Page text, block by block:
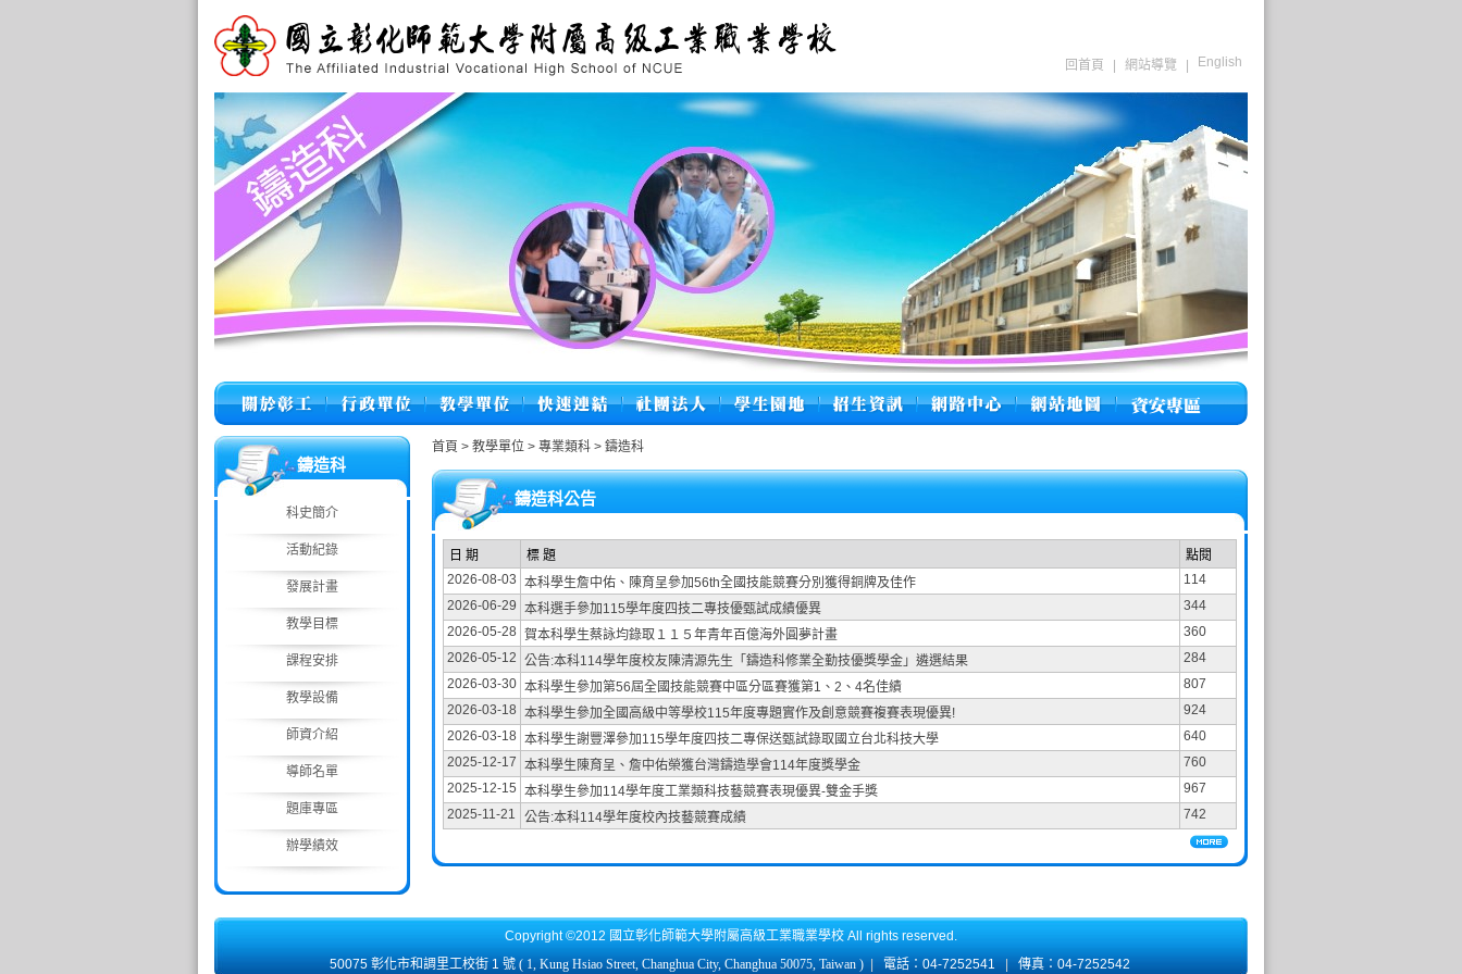
回首頁 網站導覽 English
鑄造科
科史簡介
活動紀錄
發展計畫
教學目標
課程安排
教學設備
師資介紹
導師名單
題庫專區
辦學績效
首頁 > 教學單位 > 專業類科 > 鑄造科
鑄造科公告
日 期 標 題
點閱
2026-08-03 本科學生詹中佑、陳育呈參加56th全國技能競賽分別獲得銅牌及佳作
114
2026-06-29 本科選手參加115學年度四技二專技優甄試成績優異
344
2026-05-28 賀本科學生蔡詠均錄取１１５年青年百億海外圓夢計畫
360
2026-05-12 公告:本科114學年度校友陳清源先生「鑄造科修業全勤技優獎學金」遴選結果
284
2026-03-30 本科學生參加第56屆全國技能競賽中區分區賽獲第1、2、4名佳績
807
2026-03-18 本科學生參加全國高級中等學校115年度專題實作及創意競賽複賽表現優異!
924
2026-03-18 本科學生謝豐澤參加115學年度四技二專保送甄試錄取國立台北科技大學
640
2025-12-17 本科學生陳育呈、詹中佑榮獲台灣鑄造學會114年度獎學金
760
2025-12-15 本科學生參加114學年度工業類科技藝競賽表現優異-雙金手獎
967
2025-11-21
公告:本科114學年度校內技藝競賽成績 742
Copyright ©2012 國立彰化師範大學附屬高級工業職業學校 All rights reserved.
50075 彰化市和調里工校街 1 號 ( 1, Kung Hsiao Street, Changhua City, Changhua 50075, Taiwan ) 電話：04-7252541 傳真：04-7252542